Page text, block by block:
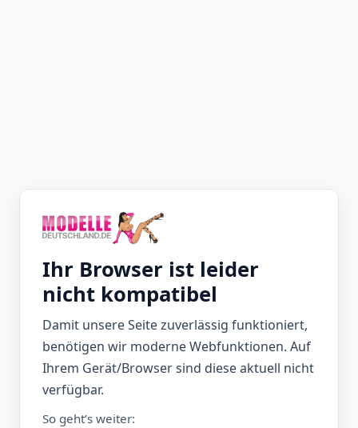
Ihr Browser ist leider
nicht kompatibel
Damit unsere Seite zuverlässig funktioniert,
benötigen wir moderne Webfunktionen. Auf
Ihrem Gerät/Browser sind diese aktuell nicht
verfügbar.
So geht’s weiter: